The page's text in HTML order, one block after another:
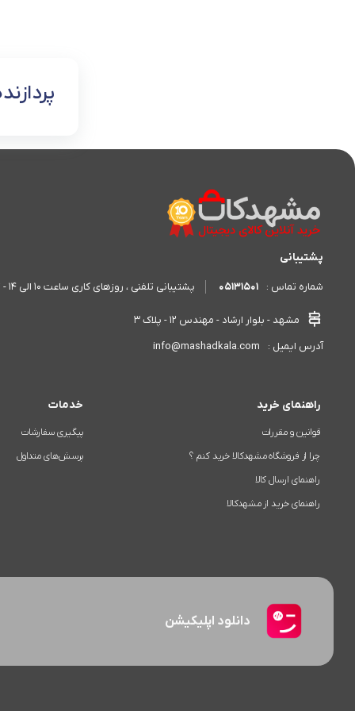
پشتیبانی
شماره تماس : 05131501 پشتیبانی تلفنی ، روزهای کاری ساعت 10 الی 14 - 17 الی 20
مشهد - بلوار ارشاد - مهندس 12 - پلاک 3
آدرس ایمیل :
info@mashadkala.com
راهنمای خرید
قوانین و مقررات
چرا از فروشگاه مشهدکالا خرید کنم ؟
راهنمای ارسال کالا
راهنمای خرید از مشهدکالا
خدمات
پیگیری سفارشات
پرسش‌های متداول
دانلود اپلیکیشن